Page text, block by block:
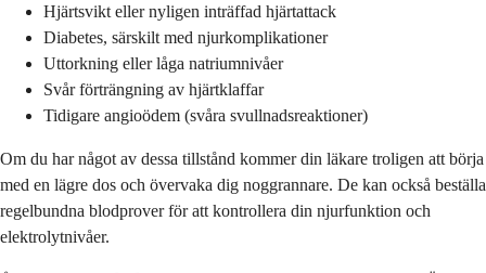
Hjärtsvikt eller nyligen inträffad hjärtattack
Diabetes, särskilt med njurkomplikationer
Uttorkning eller låga natriumnivåer
Svår förträngning av hjärtklaffar
Tidigare angioödem (svåra svullnadsreaktioner)
Om du har något av dessa tillstånd kommer din läkare troligen att börja
med en lägre dos och övervaka dig noggrannare. De kan också beställa
regelbundna blodprover för att kontrollera din njurfunktion och
elektrolytnivåer.